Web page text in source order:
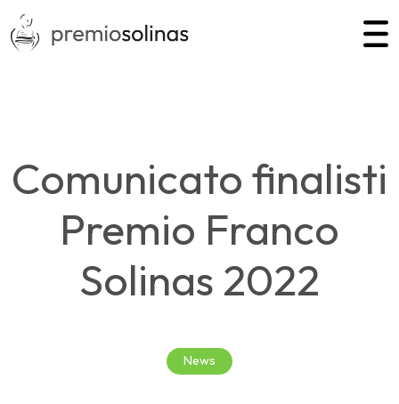
Comunicato finalisti
Premio Franco
Solinas 2022
News